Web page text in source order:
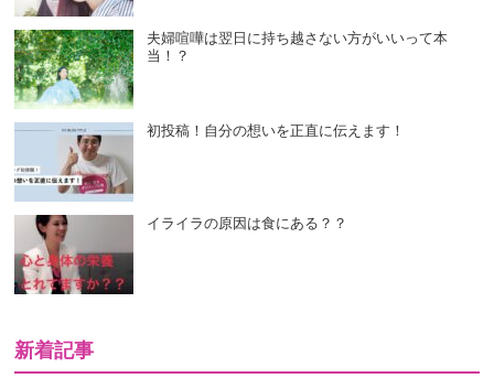
夫婦喧嘩は翌日に持ち越さない方がいいって本
当！？
初投稿！自分の想いを正直に伝えます！
イライラの原因は食にある？？
新着記事